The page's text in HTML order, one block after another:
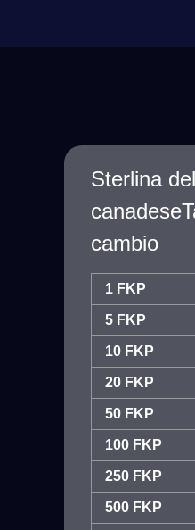
Sterlina
cambio
1 FKP
5 FKP
10 FKP
20 FKP
50 FKP
100 FKP
250 FKP
500 FKP